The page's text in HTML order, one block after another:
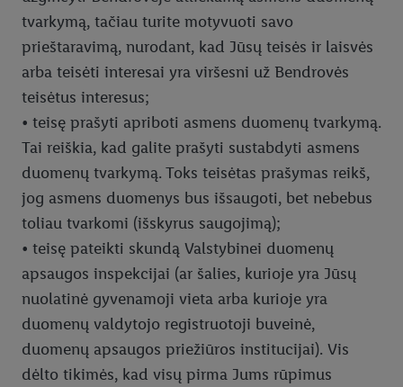
tvarkymą, tačiau turite motyvuoti savo
prieštaravimą, nurodant, kad Jūsų teisės ir laisvės
arba teisėti interesai yra viršesni už Bendrovės
teisėtus interesus;
• teisę prašyti apriboti asmens duomenų tvarkymą.
Tai reiškia, kad galite prašyti sustabdyti asmens
duomenų tvarkymą. Toks teisėtas prašymas reikš,
jog asmens duomenys bus išsaugoti, bet nebebus
toliau tvarkomi (išskyrus saugojimą);
• teisę pateikti skundą Valstybinei duomenų
apsaugos inspekcijai (ar šalies, kurioje yra Jūsų
nuolatinė gyvenamoji vieta arba kurioje yra
duomenų valdytojo registruotoji buveinė,
duomenų apsaugos priežiūros institucijai). Vis
dėlto tikimės, kad visų pirma Jums rūpimus
informacijos, įskaitant informaciją apie duomenų saugojimo
laikotarpį ir Jūsų teisę bet kada atšaukti sutikimą, galite rasti
mūsųprivatumo politikojearba paspaudusčia.